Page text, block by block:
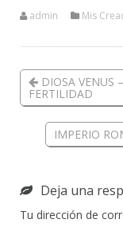
admin Mis
DIOSA VENUS
FERTILIDAD
IMPERIO
Deja una
Tu dirección de